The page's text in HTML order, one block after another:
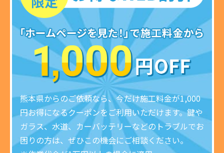
熊本県からのご依頼なら、今だけ施工料金が1,000
円お得になるクーポンをご利用いただけます。鍵や
ガラス、水道、カーバッテリーなどのトラブルでお
困りの方は、ぜひこの機会にご相談ください。